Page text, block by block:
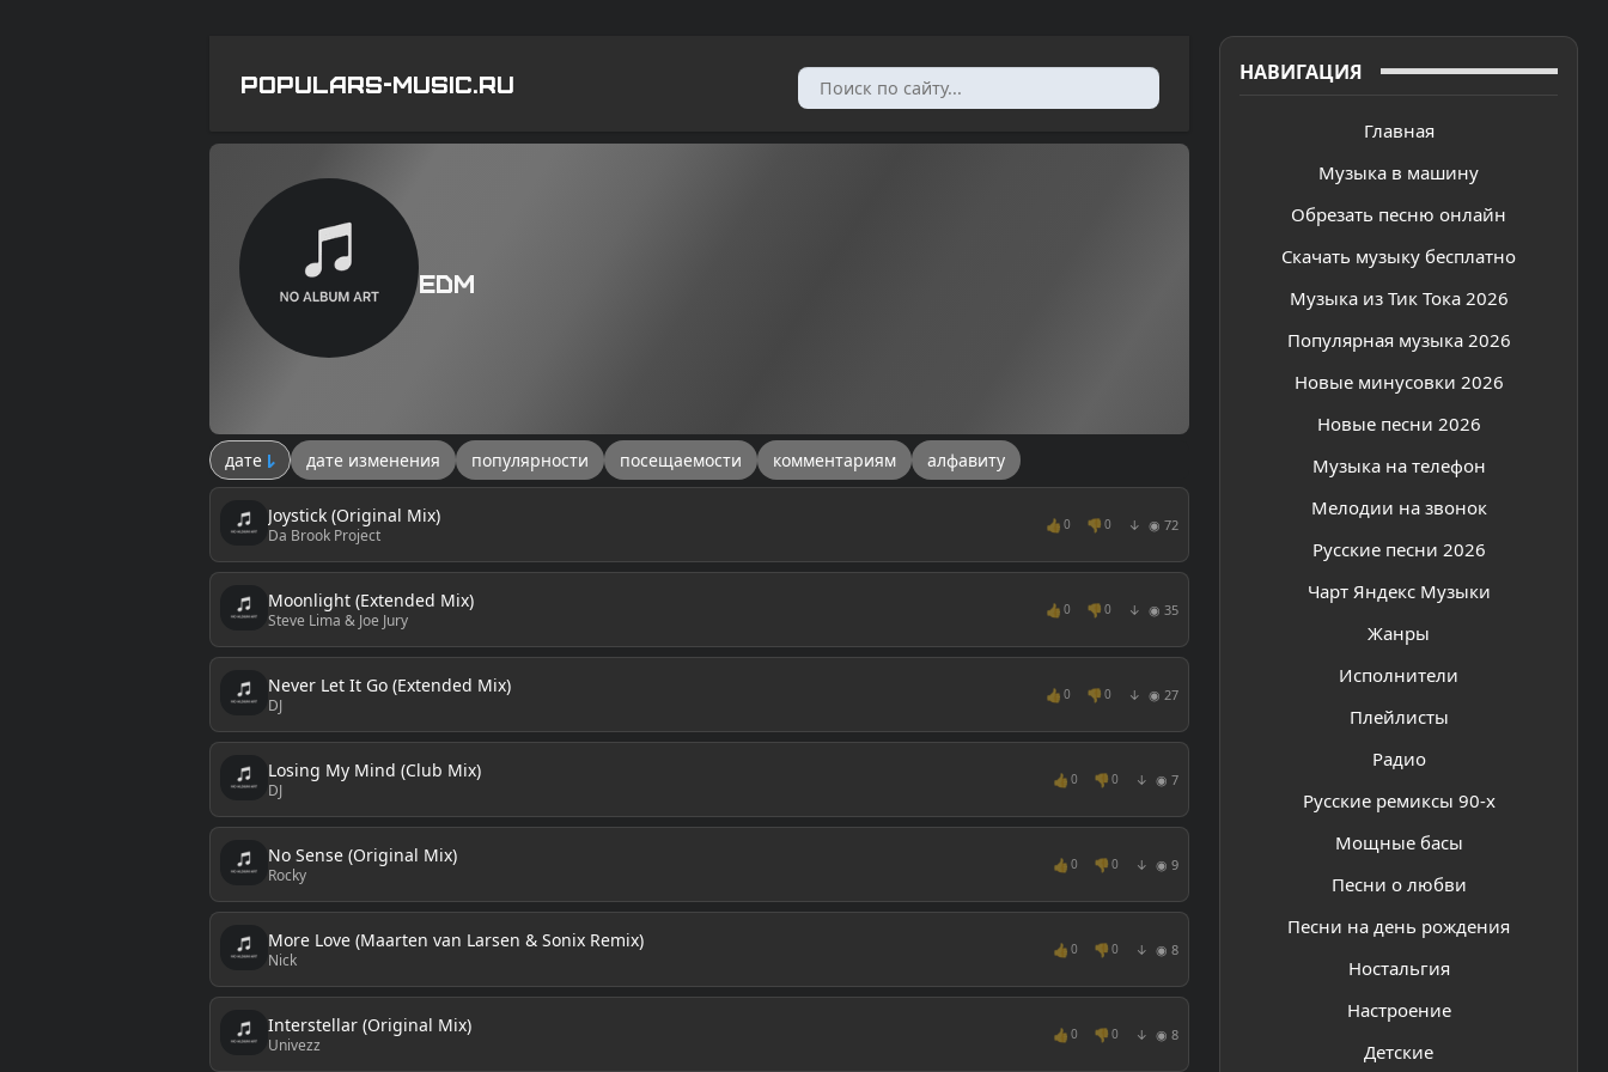
POPULARS-MUSIC.RU НАВИГАЦИЯ
Главная
Музыка в машину
Обрезать песню онлайн
Скачать музыку бесплатно
Музыка из Тик Тока 2026
Популярная музыка 2026
Новые минусовки 2026
Новые песни 2026
Музыка на телефон
Мелодии на звонок
Русские песни 2026
Чарт Яндекс Музыки
Жанры
Исполнители
Плейлисты
Радио
Русские ремиксы 90-х
Мощные басы
Песни о любви
Песни на день рождения
Ностальгия
Настроение
Детские
EDM
дате дате изменения популярности посещаемости комментариям алфавиту
Joystick (Original Mix)
Da Brook Project
👍 0 👎 0 ↓ ◉ 72
Moonlight (Extended Mix)
Steve Lima & Joe Jury
👍 0 👎 0 ↓ ◉ 35
Never Let It Go (Extended Mix)
DJ
👍 0 👎 0 ↓ ◉ 27
Losing My Mind (Club Mix)
DJ
👍 0 👎 0 ↓ ◉ 7
No Sense (Original Mix)
Rocky
👍 0 👎 0 ↓ ◉ 9
More Love (Maarten van Larsen & Sonix Remix)
Nick
👍 0 👎 0 ↓ ◉ 8
Interstellar (Original Mix)
Univezz
👍 0 👎 0 ↓ ◉ 8